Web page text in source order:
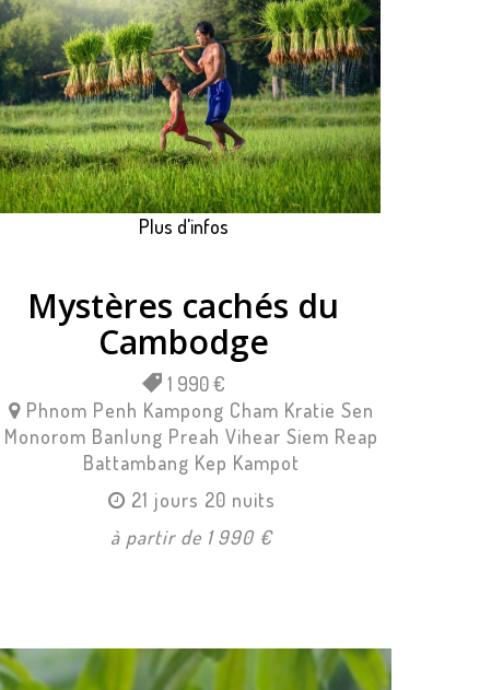
Plus d'infos
Mystères cachés du
Cambodge
1 990 €
Phnom Penh Kampong Cham Kratie Sen
Monorom Banlung Preah Vihear Siem Reap
Battambang Kep Kampot
21 jours 20 nuits
à partir de 1 990 €